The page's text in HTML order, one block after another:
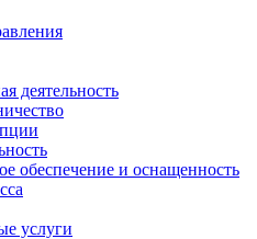
деятельность
обеспечение и оснащенность
услуги